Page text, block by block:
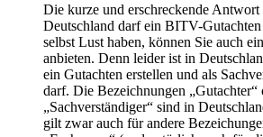
Die kurze und erschreckende Antwort
Deutschland darf ein BITV-
selbst Lust haben, können Sie auch
anbieten. Denn leider ist in
ein Gutachten erstellen und als
darf. Die Bezeichnungen „Gutachter“
„Sachverständiger“ sind in
gilt zwar auch für andere